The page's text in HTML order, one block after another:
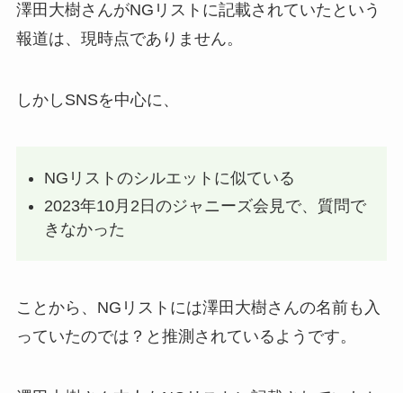
澤田大樹さんがNGリストに記載されていたという
報道は、現時点でありません。
しかしSNSを中心に、
NGリストのシルエットに似ている
2023年10月2日のジャニーズ会見で、質問で
きなかった
ことから、NGリストには澤田大樹さんの名前も入
っていたのでは？と推測されているようです。